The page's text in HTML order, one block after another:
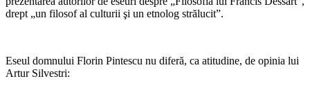
drept „un filosof al culturii şi un etnolog strălucit”.
Eseul domnului Florin Pintescu nu diferă, ca atitudine, de opinia lui
Artur Silvestri: